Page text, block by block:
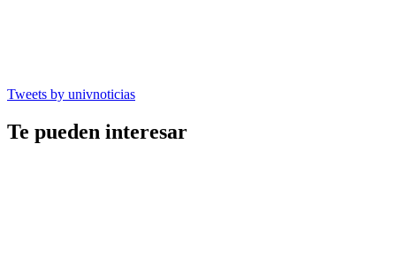
Tweets by univnoticias
Te pueden interesar